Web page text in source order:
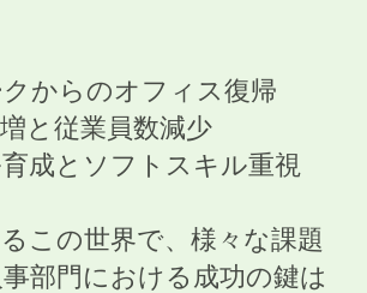
クからのオフィス復帰​
と従業員数減少​
育成とソフトスキル重視​​
この世界で、様々な課題
部門における成功の鍵は